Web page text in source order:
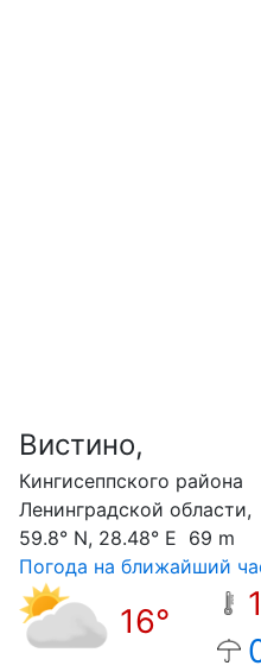
Вистино,
Кингисеппского района
Ленинградской области,
59.8° N, 28.48° E 69 m
Погода на ближайший
16°